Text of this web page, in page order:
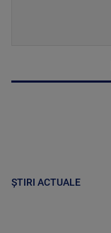
ȘTIRI ACTUALE